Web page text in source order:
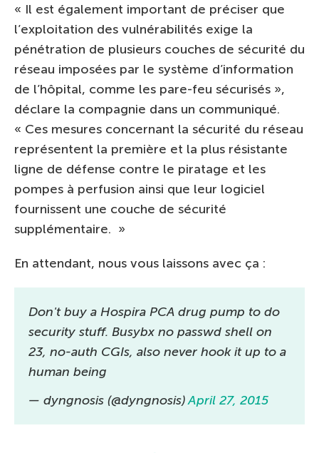
« Il est également important de préciser que
l’exploitation des vulnérabilités exige la
pénétration de plusieurs couches de sécurité du
réseau imposées par le système d’information
de l’hôpital, comme les pare-feu sécurisés »,
déclare la compagnie dans un communiqué.
« Ces mesures concernant la sécurité du réseau
représentent la première et la plus résistante
ligne de défense contre le piratage et les
pompes à perfusion ainsi que leur logiciel
fournissent une couche de sécurité
supplémentaire. »
En attendant, nous vous laissons avec ça :
Don't buy a Hospira PCA drug pump to do
security stuff. Busybx no passwd shell on
23, no-auth CGIs, also never hook it up to a
human being
— dyngnosis (@dyngnosis)April 27, 2015